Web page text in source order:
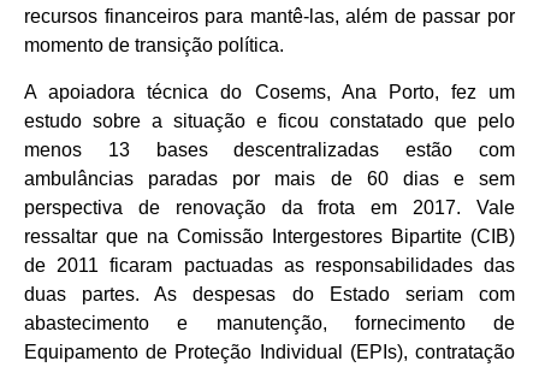
recursos financeiros para mantê-las, além de passar por
momento de transição política.
A apoiadora técnica do Cosems, Ana Porto, fez um
estudo sobre a situação e ficou constatado que pelo
menos 13 bases descentralizadas estão com
ambulâncias paradas por mais de 60 dias e sem
perspectiva de renovação da frota em 2017. Vale
ressaltar que na Comissão Intergestores Bipartite (CIB)
de 2011 ficaram pactuadas as responsabilidades das
duas partes. As despesas do Estado seriam com
abastecimento e manutenção, fornecimento de
Equipamento de Proteção Individual (EPIs), contratação